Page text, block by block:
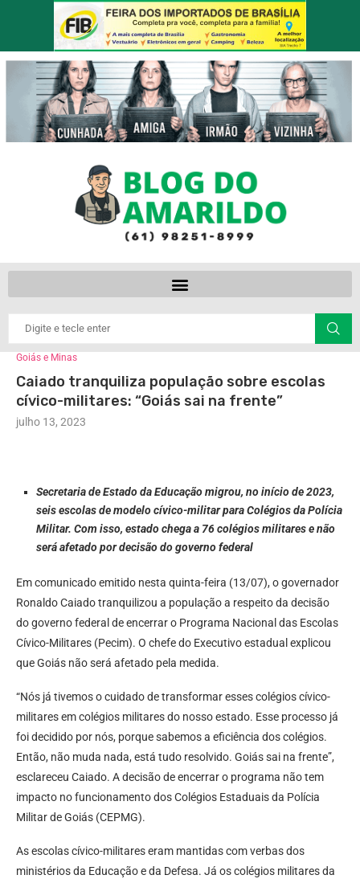
Goiás e Minas
Caiado tranquiliza população sobre escolas
cívico-militares: “Goiás sai na frente”
julho 13, 2023
Secretaria de Estado da Educação migrou, no início de 2023,
seis escolas de modelo cívico-militar para Colégios da Polícia
Militar. Com isso, estado chega a 76 colégios militares e não
será afetado por decisão do governo federal
Em comunicado emitido nesta quinta-feira (13/07), o governador
Ronaldo Caiado tranquilizou a população a respeito da decisão
do governo federal de encerrar o Programa Nacional das Escolas
Cívico-Militares (Pecim). O chefe do Executivo estadual explicou
que Goiás não será afetado pela medida.
“Nós já tivemos o cuidado de transformar esses colégios cívico-
militares em colégios militares do nosso estado. Esse processo já
foi decidido por nós, porque sabemos a eficiência dos colégios.
Então, não muda nada, está tudo resolvido. Goiás sai na frente”,
esclareceu Caiado. A decisão de encerrar o programa não tem
impacto no funcionamento dos Colégios Estaduais da Polícia
Militar de Goiás (CEPMG).
As escolas cívico-militares eram mantidas com verbas dos
ministérios da Educação e da Defesa. Já os colégios militares da